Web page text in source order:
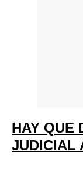
HAY QUE
JUDICIAL